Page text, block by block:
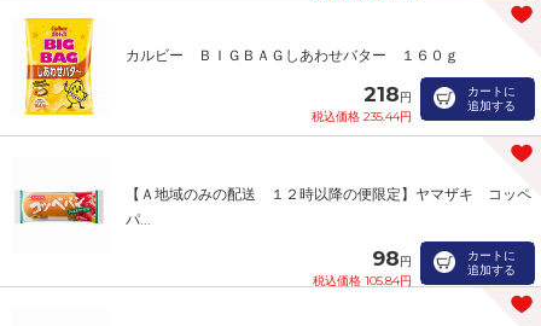
カルビー ＢＩＧＢＡＧしあわせバター １６０ｇ
218円
税込価格 235.44円
カートに
追加する
【Ａ地域のみの配送 １２時以降の便限定】ヤマザキ コッペ
パ...
98円
税込価格 105.84円
カートに
追加する